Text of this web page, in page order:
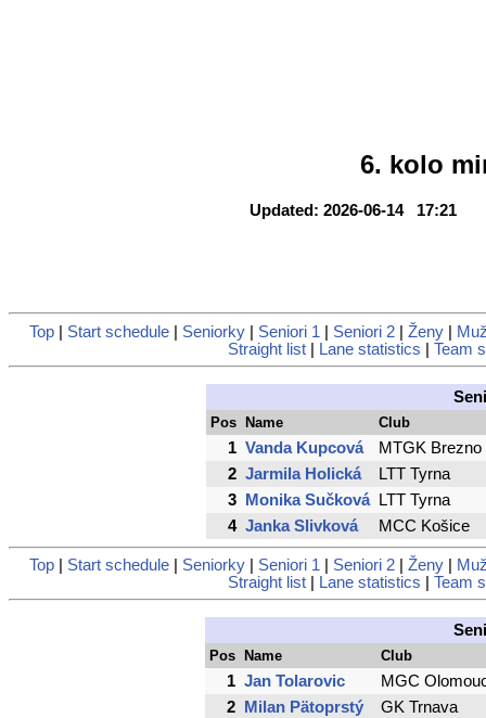
6. kolo
Updated: 2026-06-14 17:21
Top| Start schedule| Seniorky| Seniori 1 | Seniori 2| Ženy|
Straight list | Lane statistics | Team
Pos Name Club
1 Vanda Kupcová
MTGK Brezno
2 Jarmila Holická
LTT Tyrna
3 Monika Sučková LTT Tyrna
4 Janka Slivková MCC Košice
Top| Start schedule| Seniorky| Seniori 1 Seniori 2| Ženy|
Straight list
Lane statistics Team
Pos Name Club
1 Jan Tolarovic
MGC
2
Milan Pätoprstý
GK Trnava